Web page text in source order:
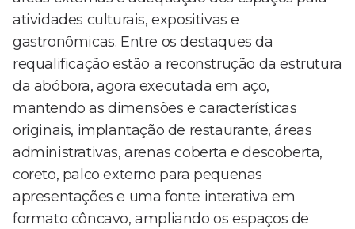
atividades culturais, expositivas e
gastronômicas. Entre os destaques da
requalificação estão a reconstrução da estrutura
da abóbora, agora executada em aço,
mantendo as dimensões e características
originais, implantação de restaurante, áreas
administrativas, arenas coberta e descoberta,
coreto, palco externo para pequenas
apresentações e uma fonte interativa em
formato côncavo, ampliando os espaços de